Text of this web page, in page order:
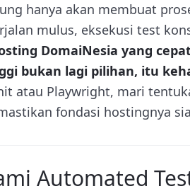
hanya akan membuat
mulus, eksekusi test
DomaiNesia yang
bukan lagi pilihan, itu
atau Playwright, mari
fondasi hostingnya
Automated